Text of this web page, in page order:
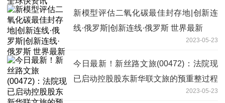
新模型评估二氧化碳最佳封存地|创新连
线·俄罗斯|创新连线·俄罗斯 世界最新
2023-05-23
今日最新！新丝路文旅(00472)：法院现
已启动控股股东新华联文旅的预重整过程
2023-05-23